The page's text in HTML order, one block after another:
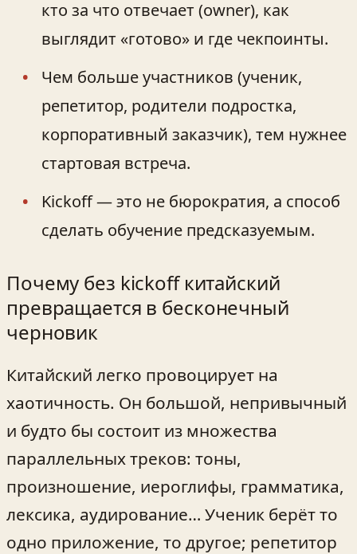
кто за что отвечает (owner), как
выглядит «готово» и где чекпоинты.
Чем больше участников (ученик,
репетитор, родители подростка,
корпоративный заказчик), тем нужнее
стартовая встреча.
Kickoff — это не бюрократия, а способ
сделать обучение предсказуемым.
Почему без kickoff китайский
превращается в бесконечный
черновик
Китайский легко провоцирует на
хаотичность. Он большой, непривычный
и будто бы состоит из множества
параллельных треков: тоны,
произношение, иероглифы, грамматика,
лексика, аудирование… Ученик берёт то
одно приложение, то другое; репетитор